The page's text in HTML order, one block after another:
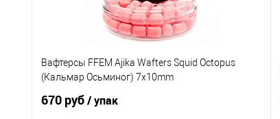
Вафтерсы FFEM Ajika Wafters Squid Octopus
(Кальмар Осьминог) 7x10mm
670 руб/ упак